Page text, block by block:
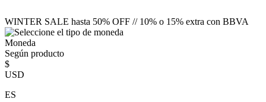
WINTER SALE hasta 50% OFF // 10% o 15% extra con BBVA
Moneda
Según producto
$
USD
ES